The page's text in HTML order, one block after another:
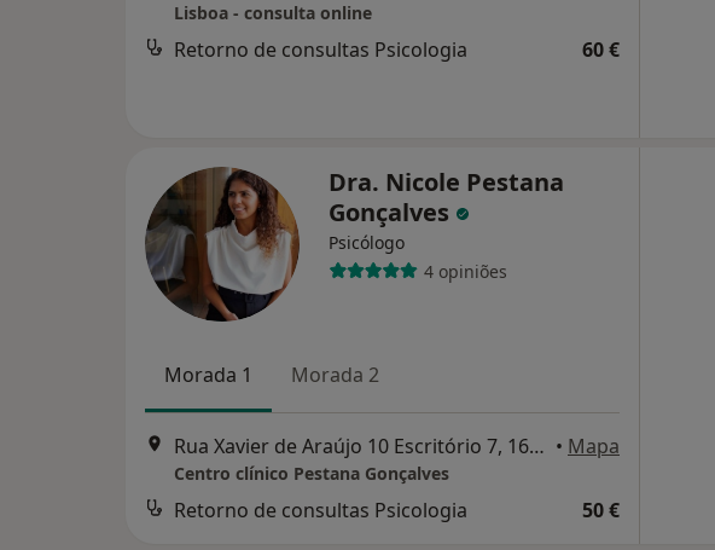
Lisboa - consulta online
Retorno de consultas Psicologia 60 €
Dra. Nicole Pestana
Gonçalves
Psicólogo
4 opiniões
Morada 1 Morada 2
Rua Xavier de Araújo 10 Escritório 7, 1600-226 Lisboa, Lisboa • Mapa
Centro clínico Pestana Gonçalves
Retorno de consultas Psicologia 50 €